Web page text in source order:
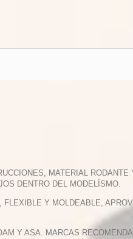
MATERIAL RODANTE
DENTRO DEL MODELÍSMO.
Y MOLDEABLE,
Y ASA. MARCAS